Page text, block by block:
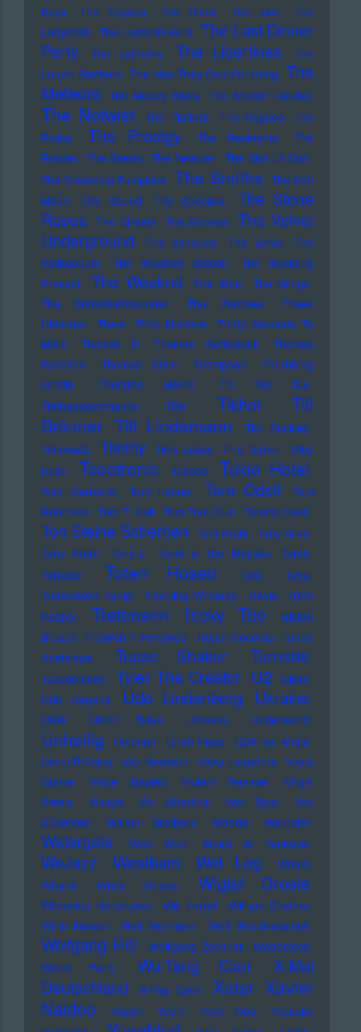
Keys
The Fugees The Hives The Jam
The
Ladybirds The Lambrini Girls The Last Dinner
Party
The Lathums The Libertines
The
Louvin Brothers The Man They Could'nt Hang The
Meteors The Moody Blues The Murder Capital
The Notwist The Platters The Pogues
The
Police
The Prodigy The Residents
The
Routes The Seeds The Selecter The Sha La Das
The Smashing Pumpkins The Smiths The Soft
Moon
The Sound The Specials
The Stone
Roses
The Streets The Strokes
The Velvet
Underground
The Ventures The Verve
The
Walkabouts
The Weather Station
The Wedding
Present
The Weeknd The Who
The Wings
The Wirtschaftswunder
The Zombies
Thees
Uhlmann
Them Thilo Mischke
Thirty Seconds To
Mars
Thomas D Thomas Gottschalk
Thomas
Pynchon
Thomas Stein Thompson
Throbbing
Gristle
Thurston Moore
Tic Tac Toe
Tiefbasskommando TBK
Tikhet
Till
Brönner Till Lindemann
Tim Buckley
Timewarp Timmy Timo Lassy Tina Turner Toby
Keith
Tocotronic Tokens Tokio Hotel
Tom Gerhardt Tom Lehrer Tom Odell
Tom
Robinson Tom T. Hall Tom Tom Club Tommy Cash
Ton Steine Scherben Toni Krahl Tony Allen
Tony Krahl
Tony-L Toots & The Maytals
Torch
Tortoise
Toten Hosen Toto
Toya
Transvision Vamp
Traveling Wilburys Travis
Trent
Reznor
Trettmann Tricky Trio
Tristan
Brusch Tristwch Y Fenywod Trojan Records Tunde
Adebimpe
Tupac Shakur Turnstile
Tuxedomoon Tyler The Creator U2
UB40
Udo Jürgens
Udo Lindenberg Ukraine
UKW Ulrich Tukur Ultravox Underworld
Unheilig Unionen Uriah Heep
USA for Africa
Uschi Brüning Van Morrison Vicky Leandros Vince
Clarke
Vince Staples Violent Femmes
Virgin
Steele
Visage Viv Albertine Von Spar
Von
Südenfed
Walker Brothers Wanda Warpaint
Watergate Web Web Weird Al Yankovic
WeJazz Westbam Wet Leg
Wham
Wham!
White Stripes Wiglaf Droste
Wildecker Herzbuben Will Ferrell
William Shatner
Willie Nelson
Wolf Biermann Wolf Wondratschek
Wolfgang Flür Wolfgang Zechner
Woodstock
World Party
Wu-Tang Clan
X-Mal
Deutschland
X-Ray Spex Xatar Xavier
Naidoo
Yassin Yeule Yoko Ono
Yousuke